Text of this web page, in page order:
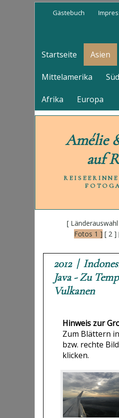
Gästebuch
Startseite Asien
Mittelamerika
Afrika Europa
Amélie
auf
[
Fotos 1 ] [ 2 ]
2012 |
Java - Zu
Vulkanen
Hinweis zur
Zum Blättern
bzw. rechte
klicken.